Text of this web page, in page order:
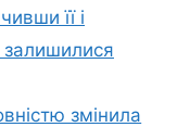
її і
залишилися
змінила